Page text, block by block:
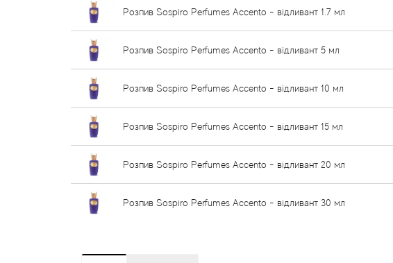
Розпив Sospiro Perfumes Accento - відливант 1.7 мл
Розпив Sospiro Perfumes Accento - відливант 5 мл
Розпив Sospiro Perfumes Accento - відливант 10 мл
Розпив Sospiro Perfumes Accento - відливант 15 мл
Розпив Sospiro Perfumes Accento - відливант 20 мл
Розпив Sospiro Perfumes Accento - відливант 30 мл